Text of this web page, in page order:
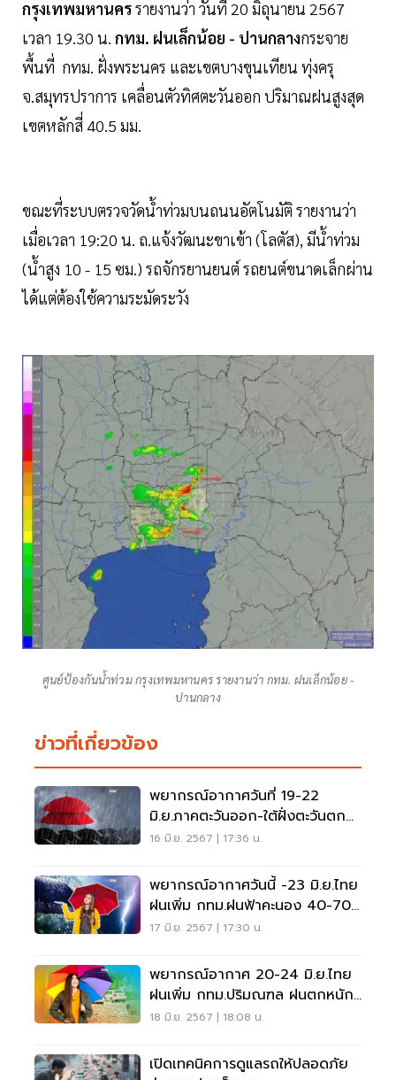
กรุงเทพมหานครรายงานว่า วันที่ 20 มิถุนายน 2567
เวลา 19.30 น. กทม. ฝนเล็กน้อย - ปานกลางกระจาย
พื้นที่ กทม. ฝั่งพระนคร และเขตบางขุนเทียน ทุ่งครุ
จ.สมุทรปราการ เคลื่อนตัวทิศตะวันออก ปริมาณฝนสูงสุด
เขตหลักสี่ 40.5 มม.
ขณะที่ระบบตรวจวัดน้ำท่วมบนถนนอัตโนมัติ รายงานว่า
เมื่อเวลา 19:20 น. ถ.แจ้งวัฒนะขาเข้า (โลตัส), มีน้ำท่วม
(น้ำสูง 10 - 15 ซม.) รถจักรยานยนต์ รถยนต์ขนาดเล็กผ่าน
ได้แต่ต้องใช้ความระมัดระวัง
ศูนย์ป้องกันน้ำท่วม กรุงเทพมหานคร รายงานว่า กทม. ฝนเล็กน้อย -
ปานกลาง
ข่าวที่เกี่ยวข้อง
พยากรณ์อากาศวันที่ 19-22
มิ.ย.ภาคตะวันออก-ใต้ฝั่งตะวันตก
ฝนตกหนักมาก
16 มิ.ย. 2567 | 17:36 น.
พยากรณ์อากาศวันนี้ -23 มิ.ย.ไทย
ฝนเพิ่ม กทม.ฝนฟ้าคะนอง 40-70
%
17 มิ.ย. 2567 | 17:30 น.
พยากรณ์อากาศ 20-24 มิ.ย.ไทย
ฝนเพิ่ม กทม.ปริมณฑล ฝนตกหนัก
บางแห่ง
18 มิ.ย. 2567 | 18:08 น.
เปิดเทคนิคการดูแลรถให้ปลอดภัย